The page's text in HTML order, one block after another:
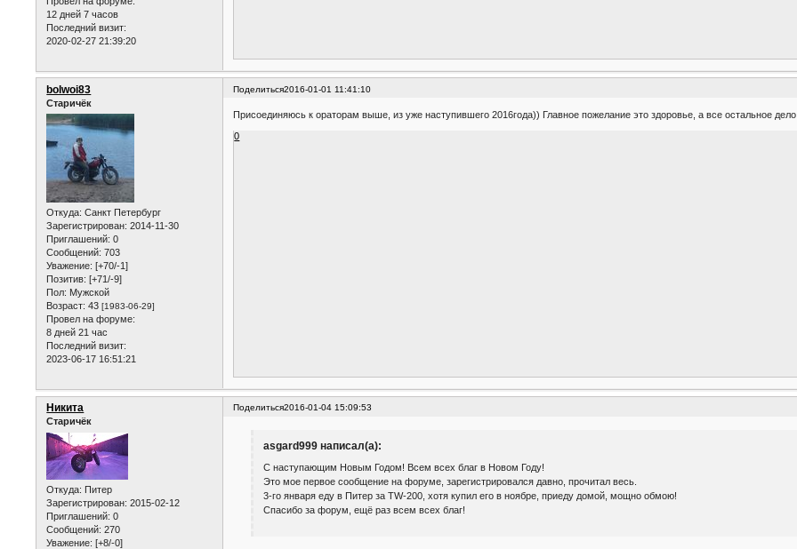
12 дней 7 часов
Последний визит:
2020-02-27 21:39:20
Поделиться2016-01-01 11:41:10
bolwoi83
Старичёк
Откуда: Санкт Петербург
Зарегистрирован: 2014-11-30
Приглашений: 0
Сообщений: 703
Уважение: [+70/-1]
Позитив: [+71/-9]
Пол: Мужской
Возраст: 43[1983-06-29]
Провел на форуме:
8 дней 21 час
Последний визит:
2023-06-17 16:51:21
Присоединяюсь к ораторам выше, из уже наступившего 2016года)) Главное пожелание это здоровье, а все остальное
0
Поделиться2016-01-04 15:09:53
Никита
Старичёк
Откуда: Питер
Зарегистрирован: 2015-02-12
Приглашений: 0
Сообщений: 270
Уважение: [+8/-0]
asgard999 написал(а):
С наступающим Новым Годом! Всем всех благ в Новом Году!
Это мое первое сообщение на форуме, зарегистрировался давно, прочитал весь.
3-го января еду в Питер за TW-200, хотя купил его в ноябре, приеду домой, мощно обмою!
Спасибо за форум, ещё раз всем всех благ!